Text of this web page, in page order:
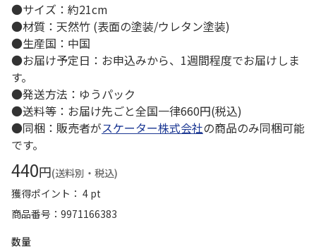
●サイズ：約21cm
●材質：天然竹 (表面の塗装/ウレタン塗装)
●生産国：中国
●お届け予定日：お申込みから、1週間程度でお届けしま
す。
●発送方法：ゆうパック
●送料等：お届け先ごと全国一律660円(税込)
●同梱：販売者がスケーター株式会社の商品のみ同梱可能
です。
440円(送料別・税込)
獲得ポイント： 4 pt
商品番号
9971166383
数量